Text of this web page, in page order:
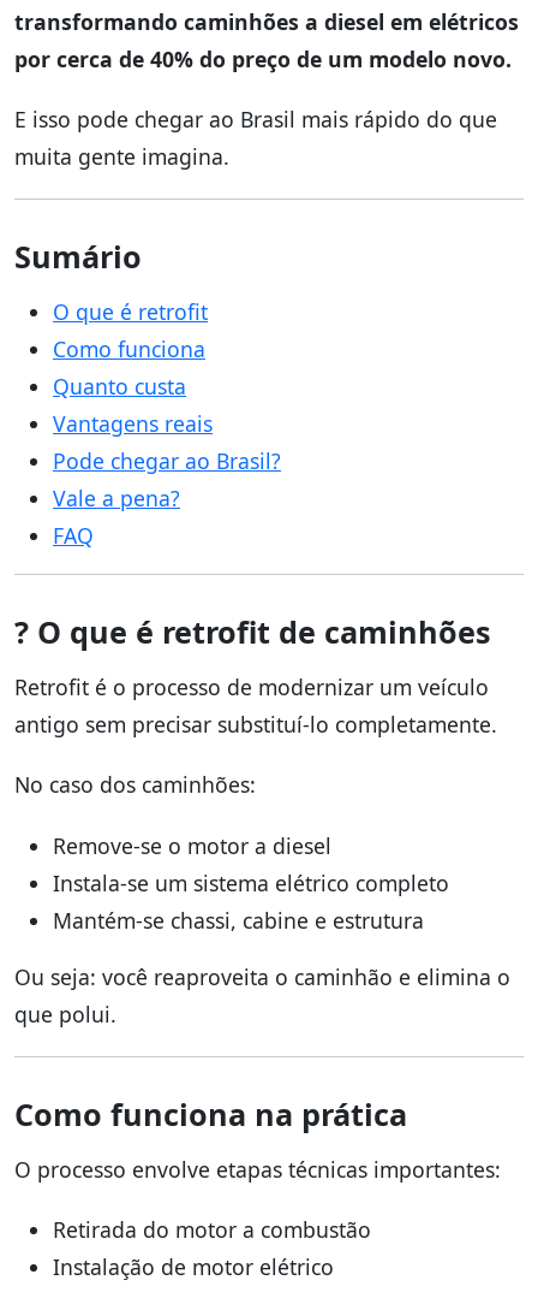
transformando caminhões a diesel em elétricos
por cerca de 40% do preço de um modelo novo.
E isso pode chegar ao Brasil mais rápido do que
muita gente imagina.
Sumário
O que é retrofit
Como funciona
Quanto custa
Vantagens reais
Pode chegar ao Brasil?
Vale a pena?
FAQ
? O que é retrofit de caminhões
Retrofit é o processo de modernizar um veículo
antigo sem precisar substituí-lo completamente.
No caso dos caminhões:
Remove-se o motor a diesel
Instala-se um sistema elétrico completo
Mantém-se chassi, cabine e estrutura
Ou seja: você reaproveita o caminhão e elimina o
que polui.
Como funciona na prática
O processo envolve etapas técnicas importantes:
Retirada do motor a combustão
Instalação de motor elétrico